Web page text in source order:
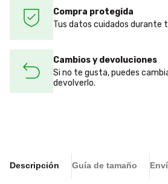
Compra protegida
Tus datos cuidados durante
Cambios y devoluciones
Si no te gusta, puedes
devolverlo.
Descripción Guía de tamaño